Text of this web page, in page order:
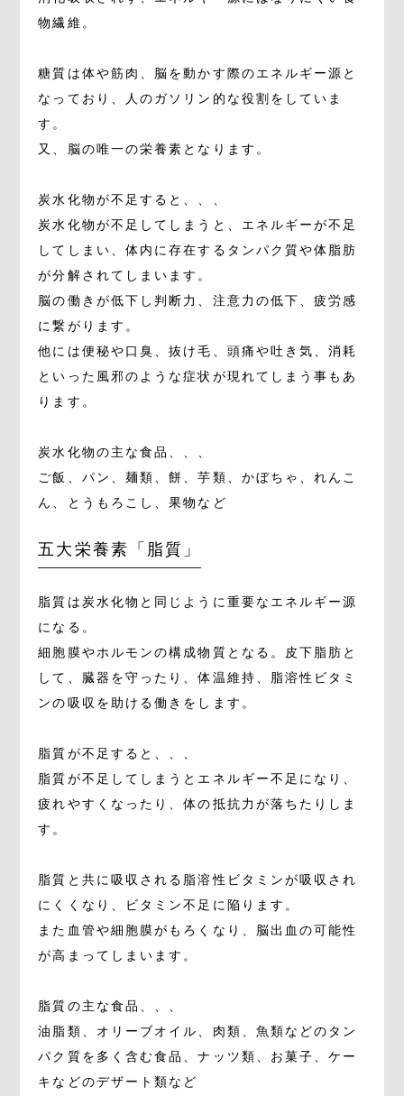
物繊維。
糖質は体や筋肉、脳を動かす際のエネルギー源と
なっており、人のガソリン的な役割をしていま
す。
又、脳の唯一の栄養素となります。
炭水化物が不足すると、、、
炭水化物が不足してしまうと、エネルギーが不足
してしまい、体内に存在するタンパク質や体脂肪
が分解されてしまいます。
脳の働きが低下し判断力、注意力の低下、疲労感
に繋がります。
他には便秘や口臭、抜け毛、頭痛や吐き気、消耗
といった風邪のような症状が現れてしまう事もあ
ります。
炭水化物の主な食品、、、
ご飯、パン、麺類、餅、芋類、かぼちゃ、れんこ
ん、とうもろこし、果物など
五大栄養素「脂質」
脂質は炭水化物と同じように重要なエネルギー源
になる。
細胞膜やホルモンの構成物質となる。皮下脂肪と
して、臓器を守ったり、体温維持、脂溶性ビタミ
ンの吸収を助ける働きをします。
脂質が不足すると、、、
脂質が不足してしまうとエネルギー不足になり、
疲れやすくなったり、体の抵抗力が落ちたりしま
す。
脂質と共に吸収される脂溶性ビタミンが吸収され
にくくなり、ビタミン不足に陥ります。
また血管や細胞膜がもろくなり、脳出血の可能性
が高まってしまいます。
脂質の主な食品、、、
油脂類、オリーブオイル、肉類、魚類などのタン
パク質を多く含む食品、ナッツ類、お菓子、ケー
キなどのデザート類など